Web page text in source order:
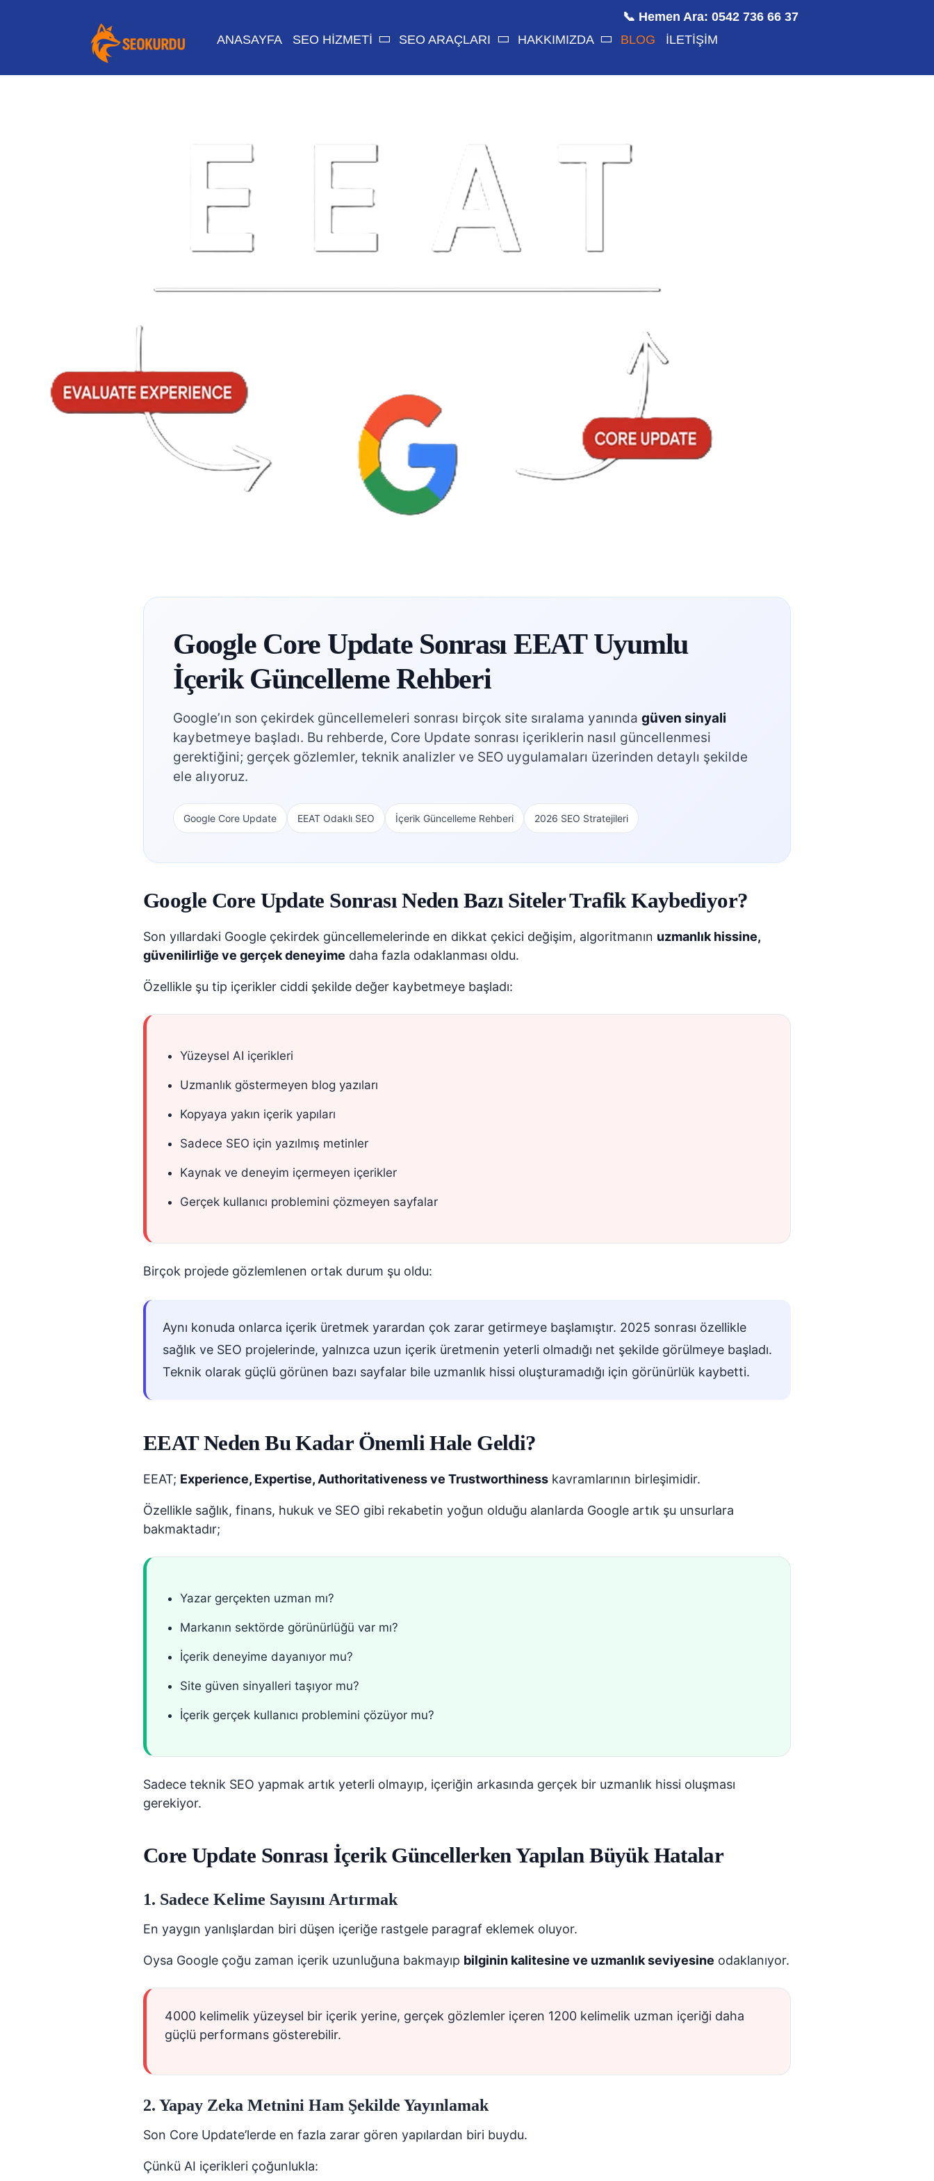
ANASAYFA SEO HİZMETİ SEO ARAÇLARI HAKKIMIZDA BLOG İLETİŞİM
📞 Hemen Ara: 0542 736 66 37
Google Core Update Sonrası EEAT Uyumlu
İçerik Güncelleme Rehberi
Google’ın son çekirdek güncellemeleri sonrası birçok site sıralama yanında güven sinyali
kaybetmeye başladı. Bu rehberde, Core Update sonrası içeriklerin nasıl güncellenmesi
gerektiğini; gerçek gözlemler, teknik analizler ve SEO uygulamaları üzerinden detaylı şekilde
ele alıyoruz.
Google Core Update EEAT Odaklı SEO İçerik Güncelleme Rehberi 2026 SEO Stratejileri
Google Core Update Sonrası Neden Bazı Siteler Trafik Kaybediyor?
Son yıllardaki Google çekirdek güncellemelerinde en dikkat çekici değişim, algoritmanın uzmanlık hissine,
güvenilirliğe ve gerçek deneyime daha fazla odaklanması oldu.
Özellikle şu tip içerikler ciddi şekilde değer kaybetmeye başladı:
Yüzeysel AI içerikleri
Uzmanlık göstermeyen blog yazıları
Kopyaya yakın içerik yapıları
Sadece SEO için yazılmış metinler
Kaynak ve deneyim içermeyen içerikler
Gerçek kullanıcı problemini çözmeyen sayfalar
Birçok projede gözlemlenen ortak durum şu oldu:
Aynı konuda onlarca içerik üretmek yarardan çok zarar getirmeye başlamıştır. 2025 sonrası özellikle
sağlık ve SEO projelerinde, yalnızca uzun içerik üretmenin yeterli olmadığı net şekilde görülmeye başladı.
Teknik olarak güçlü görünen bazı sayfalar bile uzmanlık hissi oluşturamadığı için görünürlük kaybetti.
EEAT Neden Bu Kadar Önemli Hale Geldi?
EEAT; Experience, Expertise, Authoritativeness ve Trustworthiness kavramlarının birleşimidir.
Özellikle sağlık, finans, hukuk ve SEO gibi rekabetin yoğun olduğu alanlarda Google artık şu unsurlara
bakmaktadır;
Yazar gerçekten uzman mı?
Markanın sektörde görünürlüğü var mı?
İçerik deneyime dayanıyor mu?
Site güven sinyalleri taşıyor mu?
İçerik gerçek kullanıcı problemini çözüyor mu?
Sadece teknik SEO yapmak artık yeterli olmayıp, içeriğin arkasında gerçek bir uzmanlık hissi oluşması
gerekiyor.
Core Update Sonrası İçerik Güncellerken Yapılan Büyük Hatalar
1. Sadece Kelime Sayısını Artırmak
En yaygın yanlışlardan biri düşen içeriğe rastgele paragraf eklemek oluyor.
Oysa Google çoğu zaman içerik uzunluğuna bakmayıp bilginin kalitesine ve uzmanlık seviyesine odaklanıyor.
4000 kelimelik yüzeysel bir içerik yerine, gerçek gözlemler içeren 1200 kelimelik uzman içeriği daha
güçlü performans gösterebilir.
2. Yapay Zeka Metnini Ham Şekilde Yayınlamak
Son Core Update’lerde en fazla zarar gören yapılardan biri buydu.
Çünkü AI içerikleri çoğunlukla: